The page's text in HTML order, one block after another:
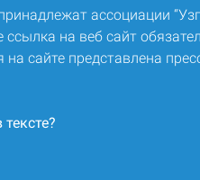
ассоциации
ссылка на веб сайт
сайте представлена